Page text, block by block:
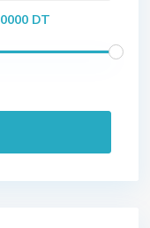
DT